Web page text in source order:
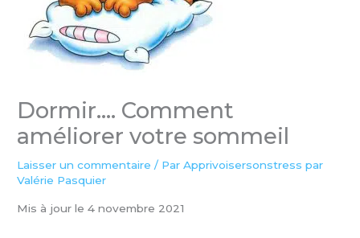
Dormir…. Comment
améliorer votre sommeil
Laisser un commentaire / ParApprivoisersonstress par
Valérie Pasquier
Mis à jour le 4 novembre 2021